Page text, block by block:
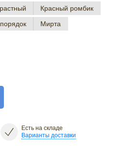
Красный ромбик
Мирта
Есть на складе
Варианты доставки